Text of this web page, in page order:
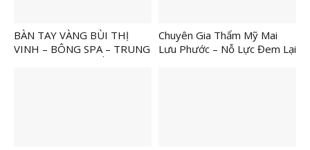
BÀN TAY VÀNG BÙI THỊ
VINH – BÔNG SPA – TRUNG
Chuyên Gia Thẩm Mỹ Mai
Lưu Phước – Nỗ Lực Đem Lại